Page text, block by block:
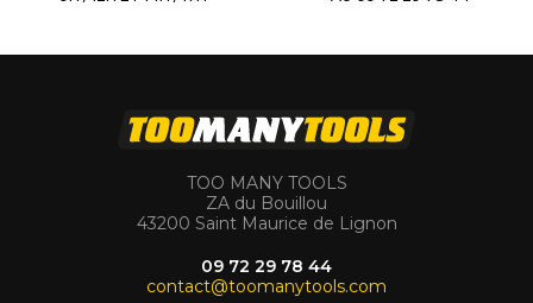
TOO MANY TOOLS
ZA du Bouillou
43200 Saint Maurice de Lignon
09 72 29 78 44
contact@toomanytools.com